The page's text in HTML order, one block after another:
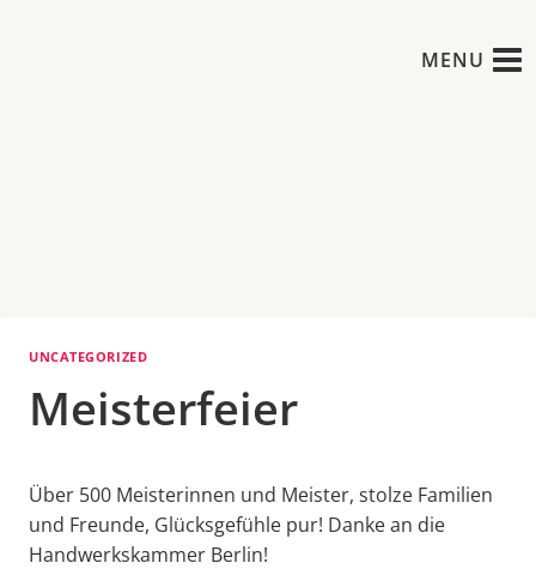
MENU
UNCATEGORIZED
Meisterfeier
Über 500 Meisterinnen und Meister, stolze Familien
und Freunde, Glücksgefühle pur! Danke an die
Handwerkskammer Berlin!